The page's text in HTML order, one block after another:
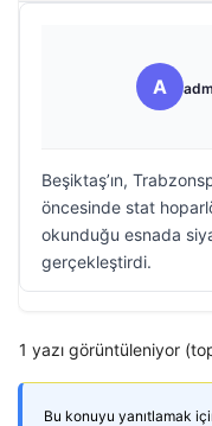
A
Beşiktaş’ın,
öncesinde stat
okunduğu esnada
gerçekleştirdi.
1 yazı görüntüleniyor
Bu konuyu yanıtlamak